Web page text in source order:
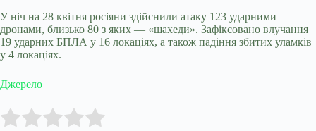
У ніч на 28 квітня росіяни здійснили атаку 123 ударними
дронами, близько 80 з яких — «шахеди». Зафіксовано влучання
19 ударних БПЛА у 16 локаціях, а також падіння збитих уламків
у 4 локаціях.
Джерело
Rate this item: